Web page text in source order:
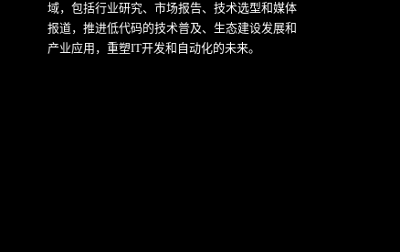
域，包括行业研究、市场报告、技术选型和媒体
报道，推进低代码的技术普及、生态建设发展和
产业应用，重塑IT开发和自动化的未来。